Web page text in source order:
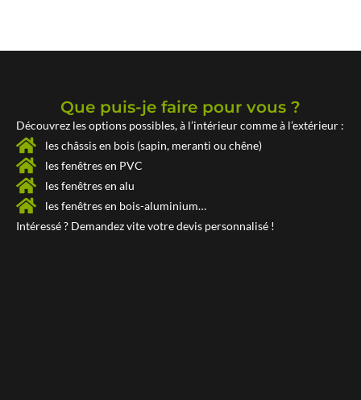
Que puis-je faire pour vous ?
Découvrez les options possibles, à l’intérieur comme à l’extérieur :
les châssis en bois (sapin, meranti ou chêne)
les fenêtres en PVC
les fenêtres en alu
les fenêtres en bois-aluminium…
Intéressé ? Demandez vite votredevis personnalisé !